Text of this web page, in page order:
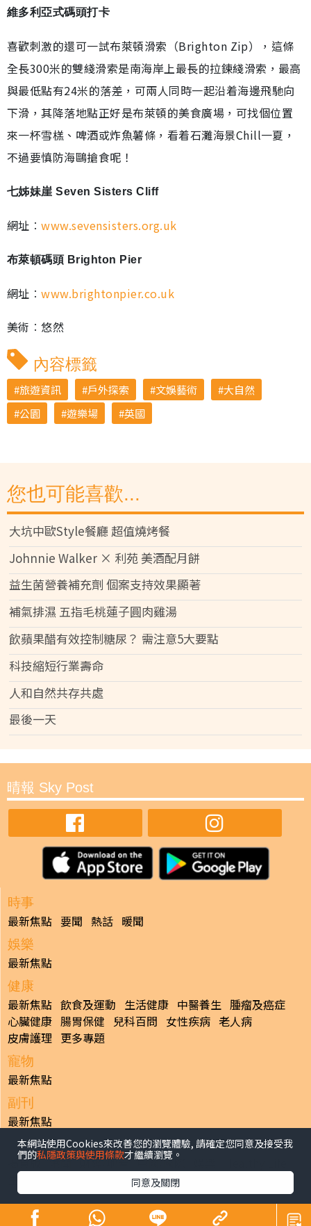
維多利亞式碼頭打卡
喜歡刺激的還可一試布萊頓滑索（Brighton Zip），這條
全長300米的雙綫滑索是南海岸上最長的拉鍊綫滑索，最高
與最低點有24米的落差，可兩人同時一起沿着海邊飛馳向
下滑，其降落地點正好是布萊頓的美食廣場，可找個位置
來一杯雪榚、啤酒或炸魚薯條，看着石灘海景Chill一夏，
不過要慎防海鷗搶食呢！
七姊妹崖 Seven Sisters Cliff
網址︰www.sevensisters.org.uk
布萊頓碼頭 Brighton Pier
網址︰www.brightonpier.co.uk
美術︰悠然
內容標籤
旅遊資訊 戶外探索 文娛藝術
大自然
公園
遊樂場 英國
您也可能喜歡...
大坑中歐Style餐廳 超值燒烤餐
Johnnie Walker × 利苑 美酒配月餅
益生菌營養補充劑 個案支持效果顯著
補氣排濕 五指毛桃蓮子圓肉雞湯
飲蘋果醋有效控制糖尿？ 需注意5大要點
科技縮短行業壽命
人和自然共存共處
最後一天
晴報 Sky Post
時事
最新焦點 要聞 熱話 暖聞
娛樂
最新焦點
健康
最新焦點 飲食及運動 生活健康 中醫養生 腫瘤及癌症
心臟健康 腸胃保健 兒科百問 女性疾病 老人病
皮膚護理 更多專題
寵物
最新焦點
副刊
最新焦點
日報
揭頁版 港聞 財經/地產 中國/國際
生活副刊
體育 專題/人物
香港經濟日報版權所有©2026
本網站使用Cookies來改善您的瀏覽體驗, 請確定您同意及接受我
們的私隱政策與使用條款才繼續瀏覽。
同意及關閉